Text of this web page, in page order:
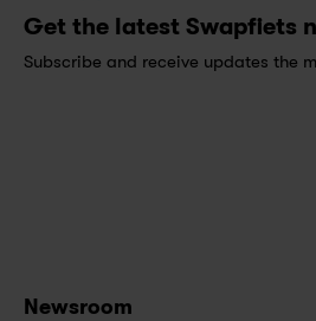
Get the latest Swapfiets
Subscribe and receive updates the
Newsroom